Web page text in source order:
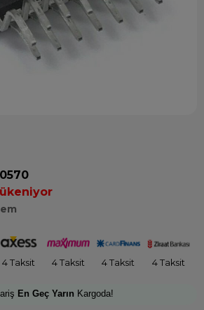
4 Taksit 4 Taksit 4 Taksit 4 Taksit
En Geç Yarın Kargoda!